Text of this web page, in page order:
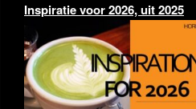
Inspiratie voor 2026, uit 2025